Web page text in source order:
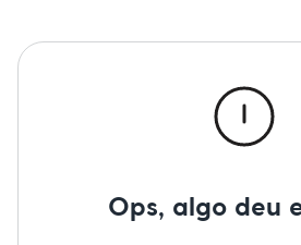
Saídas de praia
Personagens
Shorts e SaiasOps, algo deu